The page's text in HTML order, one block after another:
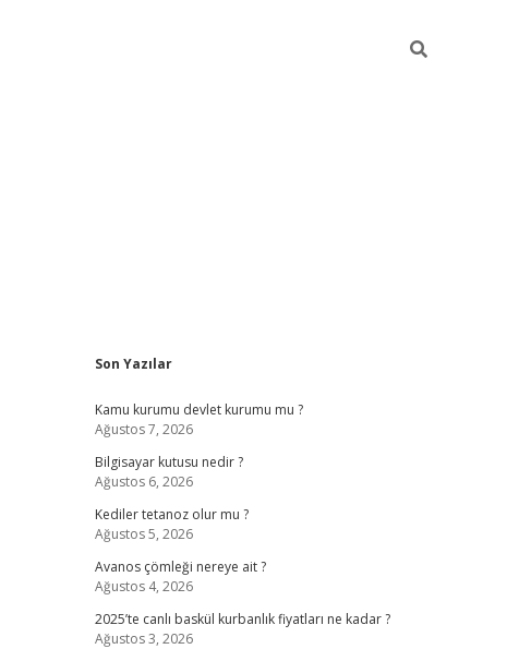
Sidebar
Son Yazılar
Kamu kurumu devlet kurumu mu ?
Ağustos 7, 2026
Bilgisayar kutusu nedir ?
Ağustos 6, 2026
Kediler tetanoz olur mu ?
Ağustos 5, 2026
Avanos çömleği nereye ait ?
Ağustos 4, 2026
2025’te canlı baskül kurbanlık fiyatları ne kadar ?
Ağustos 3, 2026